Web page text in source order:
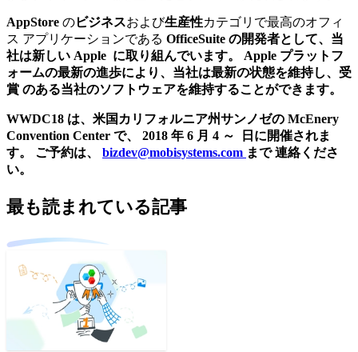
AppStore のビジネスおよび生産性カテゴリで最高のオフィ
ス アプリケーションである OfficeSuite の開発者として、当
社は新しい Apple に取り組んでいます。 Apple プラットフ
ォームの最新の進歩により、当社は最新の状態を維持し、受
賞 のある当社のソフトウェアを維持することができます。
WWDC18 は、米国カリフォルニア州サンノゼの McEnery
Convention Center で、 2018 年 6 月 4 ～ 日 に開催されま
す。 ご予約は、 bizdev@mobisystems.com まで 連絡くださ
い。
最も読まれている記事